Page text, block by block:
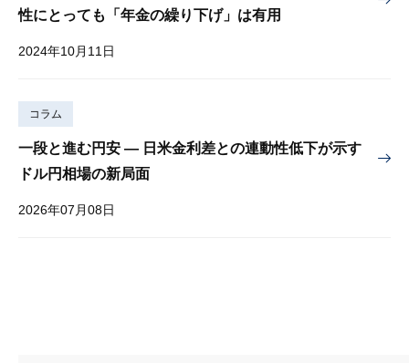
性にとっても「年金の繰り下げ」は有用
2024年10月11日
コラム
一段と進む円安 — 日米金利差との連動性低下が示す
ドル円相場の新局面
2026年07月08日